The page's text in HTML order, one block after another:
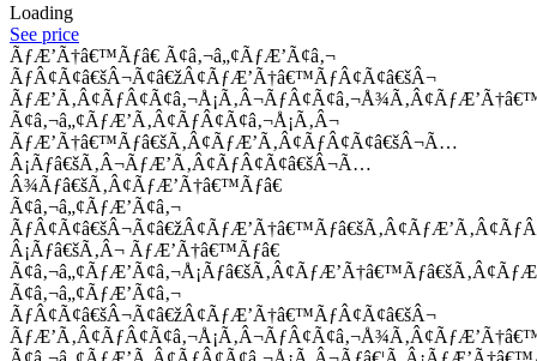
Loading
See price
ÃƒÆ’Ã†â€™Ãƒâ€ Ã¢â‚¬â„¢ÃƒÆ’Ã¢â‚¬
ÃƒÂ¢Ã¢â€šÂ¬Ã¢â€žÂ¢ÃƒÆ’Ã†â€™ÃƒÂ¢Ã¢â€šÂ¬
Ã¢â‚¬â„¢ÃƒÆ’Ã‚Â¢ÃƒÂ¢Ã¢â‚¬Å¡Ã‚Â¬
ÃƒÆ’Ã†â€™Ãƒâ€šÃ‚Â¢ÃƒÆ’Ã‚Â¢ÃƒÂ¢Ã¢â€šÂ¬Ã…
Â¡Ãƒâ€šÃ‚Â¬ÃƒÆ’Ã‚Â¢ÃƒÂ¢Ã¢â€šÂ¬Ã…
Â¾Ãƒâ€šÃ‚Â¢ÃƒÆ’Ã†â€™Ãƒâ€
Ã¢â‚¬â„¢ÃƒÆ’Ã¢â‚¬
Â¡Ãƒâ€šÃ‚Â¬ ÃƒÆ’Ã†â€™Ãƒâ€
Ã¢â‚¬â„¢ÃƒÆ’Ã¢â‚¬
ÃƒÂ¢Ã¢â€šÂ¬Ã¢â€žÂ¢ÃƒÆ’Ã†â€™ÃƒÂ¢Ã¢â€šÂ¬